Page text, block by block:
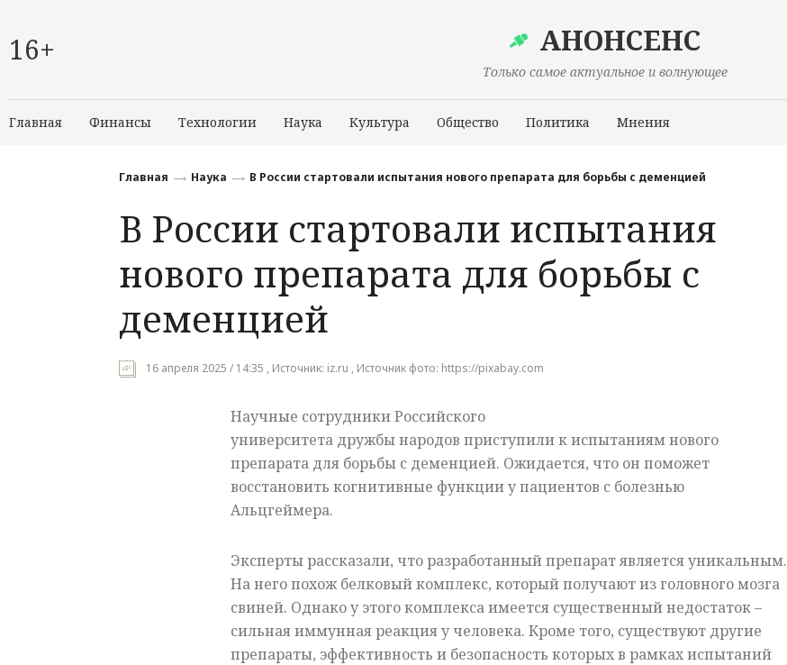
16+ АНОНСЕНС
Только самое актуальное и волнующее
Главная Финансы Технологии Наука Культура Общество Политика Мнения
Происшествия
Главная Наука В России стартовали испытания нового препарата для борьбы с деменцией
В России стартовали испытания
нового препарата для борьбы с
деменцией
16 апреля 2025 / 14:35 , Источник: iz.ru , Источник фото: https://pixabay.com
Научные сотрудники Российского
университета дружбы народов приступили к испытаниям нового
препарата для борьбы с деменцией. Ожидается, что он поможет
восстановить когнитивные функции у пациентов с болезнью
Альцгеймера.
Эксперты рассказали, что разработанный препарат является уникальным.
На него похож белковый комплекс, который получают из головного мозга
свиней. Однако у этого комплекса имеется существенный недостаток –
сильная иммунная реакция у человека. Кроме того, существуют другие
препараты, эффективность и безопасность которых в рамках испытаний